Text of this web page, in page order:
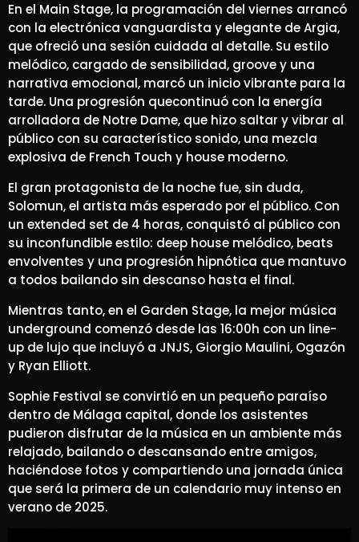
En el Main Stage, la programación del viernes arrancó
con la electrónica vanguardista y elegante de Argia,
que ofreció una sesión cuidada al detalle. Su estilo
melódico, cargado de sensibilidad, groove y una
narrativa emocional, marcó un inicio vibrante para la
tarde. Una progresión quecontinuó con la energía
arrolladora de Notre Dame, que hizo saltar y vibrar al
público con su característico sonido, una mezcla
explosiva de French Touch y house moderno.
El gran protagonista de la noche fue, sin duda,
Solomun, el artista más esperado por el público. Con
un extended set de 4 horas, conquistó al público con
su inconfundible estilo: deep house melódico, beats
envolventes y una progresión hipnótica que mantuvo
a todos bailando sin descanso hasta el final.
Mientras tanto, en el Garden Stage, la mejor música
underground comenzó desde las 16:00h con un line-
up de lujo que incluyó a JNJS, Giorgio Maulini, Ogazón
y Ryan Elliott.
Sophie Festival se convirtió en un pequeño paraíso
dentro de Málaga capital, donde los asistentes
pudieron disfrutar de la música en un ambiente más
relajado, bailando o descansando entre amigos,
haciéndose fotos y compartiendo una jornada única
que será la primera de un calendario muy intenso en
verano de 2025.